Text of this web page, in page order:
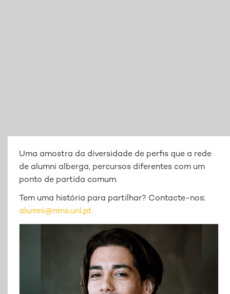
Uma amostra da diversidade de perfis que a rede
de alumni alberga, percursos diferentes com um
ponto de partida comum.
Tem uma história para partilhar? Contacte-nos:
alumni@nms.unl.pt